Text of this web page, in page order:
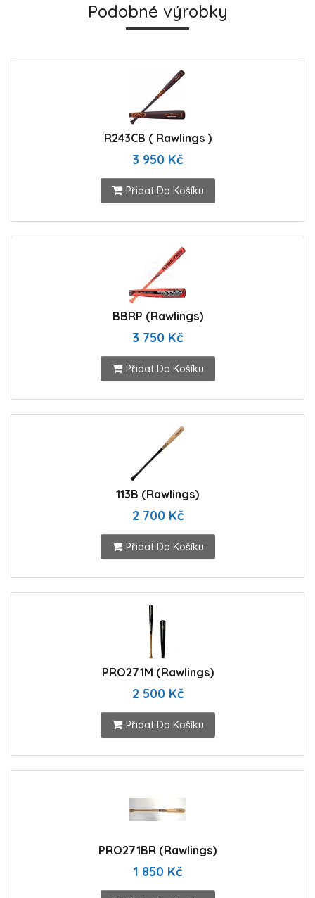
Podobné výrobky
R243CB ( Rawlings )
3 950 Kč
Přidat Do Košíku
BBRP (Rawlings)
3 750 Kč
Přidat Do Košíku
113B (Rawlings)
2 700 Kč
Přidat Do Košíku
PRO271M (Rawlings)
2 500 Kč
Přidat Do Košíku
PRO271BR (Rawlings)
1 850 Kč